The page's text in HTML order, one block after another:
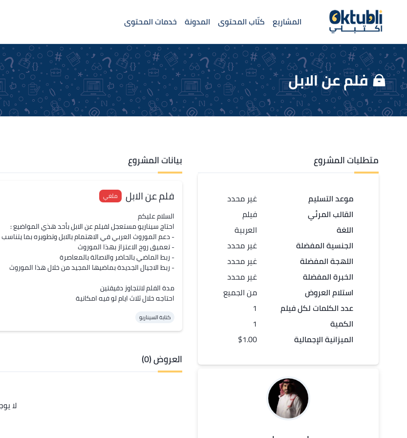
المشاريع كتّاب المحتوى المدونة خدمات المحتوى
فلم عن الابل
متطلبات المشروع
موعد التسليم
القالب المرئي
اللغة
الجنسية المفضلة
اللهجة المفضلة
الخبرة المفضلة
استلام العروض
عدد الكلمات لكلفيلم
الكمية
الميزانية الإجمالية
غير محدد
فيلم
العربية
غير محدد
غير محدد
غير محدد
من الجميع
1
1
$1.00
بيانات المشروع
فلم عن الابل ملغي
احتاجه خلال ثلاث ايام لو فيه امكانية
كتابة السيناريو
العروض (0)
لا